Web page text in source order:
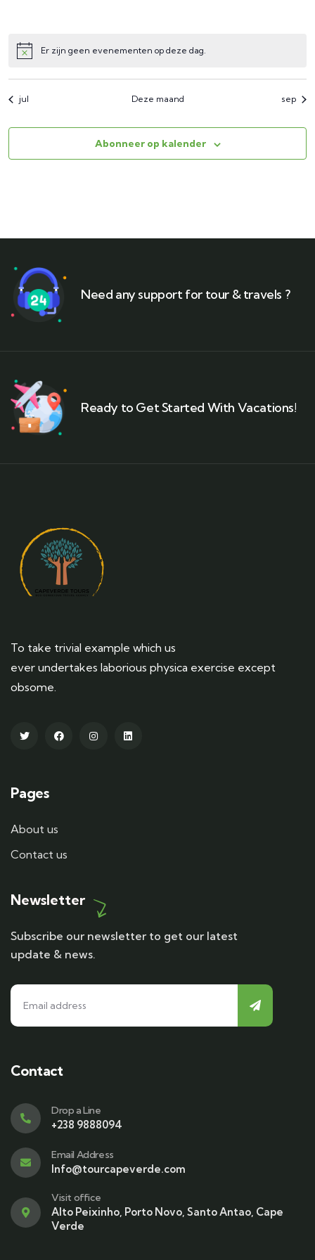
Er zijn geen evenementen op deze dag.
jul Deze maand sep
Abonneer op kalender
Need any support for tour & travels ?
Ready to Get Started With Vacations!
To take trivial example which us
ever undertakes laborious physica exercise except
obsome.
Pages
About us
Contact us
Newsletter
Subscribe our newsletter to get our latest
update & news.
Contact
Drop a Line
+238 9888094
Email Address
Info@tourcapeverde.com
Visit office
Alto Peixinho, Porto Novo, Santo Antao, Cape
Verde